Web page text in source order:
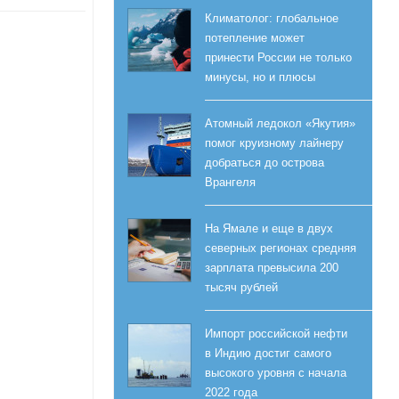
Климатолог: глобальное
потепление может
принести России не только
минусы, но и плюсы
Атомный ледокол «Якутия»
помог круизному лайнеру
добраться до острова
Врангеля
На Ямале и еще в двух
северных регионах средняя
зарплата превысила 200
тысяч рублей
Импорт российской нефти
в Индию достиг самого
высокого уровня с начала
2022 года